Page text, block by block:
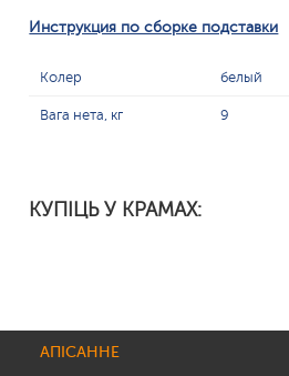
Инструкция по сборке подставки
Колер белый
Вага нета, кг 9
КУПІЦЬ У КРАМАХ:
АПІСАННЕ